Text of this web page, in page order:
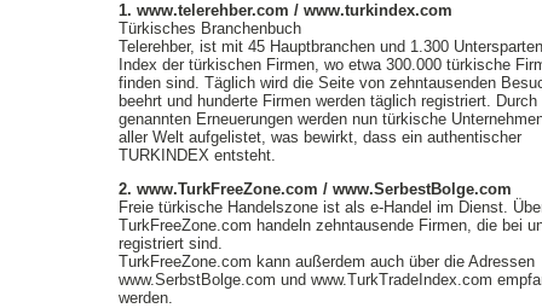
1. www.telerehber.com / www.turkindex.com
Türkisches Branchenbuch
Telerehber, ist mit 45 Hauptbranchen und 1.300
Index der türkischen Firmen, wo etwa 300.000 türkische
finden sind. Täglich wird die Seite von zehntausenden
beehrt und hunderte Firmen werden täglich registriert. Durch
genannten Erneuerungen werden nun türkische
aller Welt aufgelistet, was bewirkt, dass ein authentischer
TURKINDEX entsteht.
2. www.TurkFreeZone.com / www.SerbestBolge.com
Freie türkische Handelszone ist als e-Handel im Dienst.
TurkFreeZone.com handeln zehntausende Firmen, die bei
registriert sind.
TurkFreeZone.com kann außerdem auch über die Adressen
www.SerbstBolge.com und www.TurkTradeIndex.com
werden.